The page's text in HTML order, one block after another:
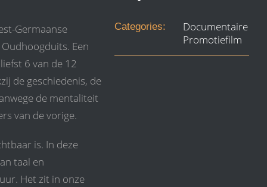
Germaanse
Een
6 van de 12
de geschiedenis, de
de mentaliteit
van de vorige.
is. In deze
taal en
Het zit in onze
Categories:
Documentaire
Promotiefilm